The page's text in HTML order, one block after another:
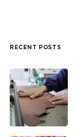
RECENT POSTS